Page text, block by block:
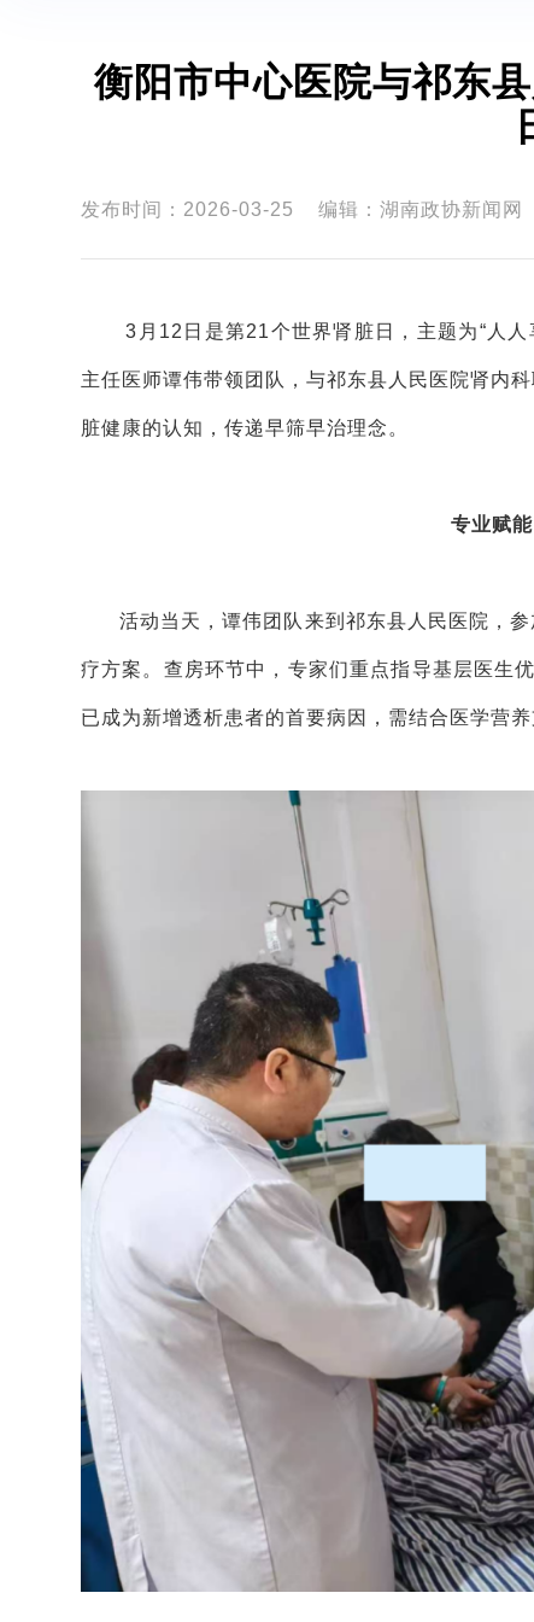
衡阳市中心医院与祁东
发布时间：2026-03-25 编辑：湖南政协新闻网
3月12日是第21个世界肾脏日，主题为“人
主任医师谭伟带领团队，与祁东县人民医院肾内
脏健康的认知，传递早筛早治理念。
专业赋
活动当天，谭伟团队来到祁东县人民医院，
疗方案。查房环节中，专家们重点指导基层医生
已成为新增透析患者的首要病因，需结合医学营